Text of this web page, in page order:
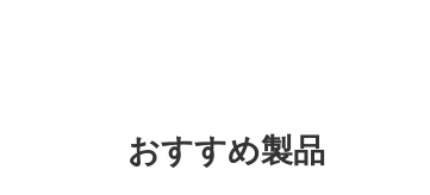
おすすめ製品